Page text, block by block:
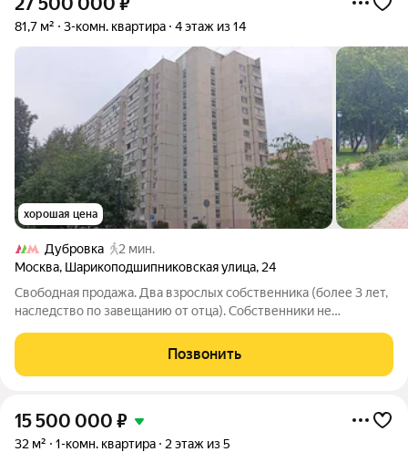
81,7 м² 3-комн. квартира 4 этаж из 14
хорошая цена
Дубровка
2 мин.
Москва, Шарикоподшипниковская улица, 24
Свободная продажа. Два взрослых собственника (более 3 лет,
наследство по завещанию от отца). Собственники не
обременений и перепланировок. Быстрый выход на сделку.
Общая площадь с лоджией: 81,5
Позвонить
15 500 000 ₽
32 м² 1-комн. квартира 2 этаж из 5